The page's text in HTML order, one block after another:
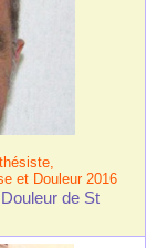
et Douleur 2016
de St